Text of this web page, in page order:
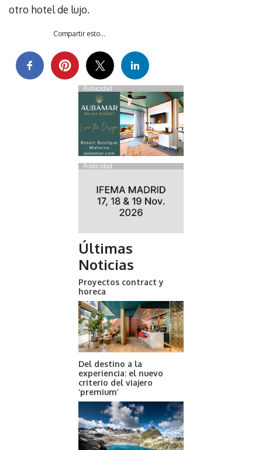
otro hotel de lujo.
Compartir esto...
Publicidad
Publicidad
Últimas
Noticias
Proyectos contract y
horeca
Del destino a la
experiencia: el nuevo
criterio del viajero
‘premium’